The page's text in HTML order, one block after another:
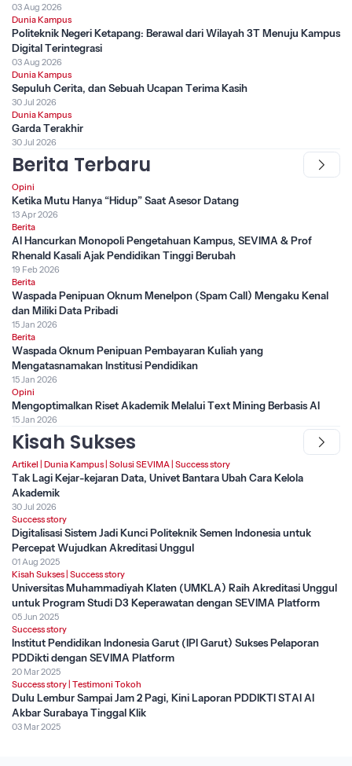
03 Aug 2026
Dunia Kampus
Politeknik Negeri Ketapang: Berawal dari Wilayah 3T Menuju Kampus
Digital Terintegrasi
03 Aug 2026
Dunia Kampus
Sepuluh Cerita, dan Sebuah Ucapan Terima Kasih
30 Jul 2026
Dunia Kampus
Garda Terakhir
30 Jul 2026
Berita Terbaru
Opini
Ketika Mutu Hanya “Hidup” Saat Asesor Datang
13 Apr 2026
Berita
AI Hancurkan Monopoli Pengetahuan Kampus, SEVIMA & Prof
Rhenald Kasali Ajak Pendidikan Tinggi Berubah
19 Feb 2026
Berita
Waspada Penipuan Oknum Menelpon (Spam Call) Mengaku Kenal
dan Miliki Data Pribadi
15 Jan 2026
Berita
Waspada Oknum Penipuan Pembayaran Kuliah yang
Mengatasnamakan Institusi Pendidikan
15 Jan 2026
Opini
Mengoptimalkan Riset Akademik Melalui Text Mining Berbasis AI
15 Jan 2026
Kisah Sukses
Artikel | Dunia Kampus | Solusi SEVIMA | Success story
Tak Lagi Kejar-kejaran Data, Univet Bantara Ubah Cara Kelola
Akademik
30 Jul 2026
Success story
Digitalisasi Sistem Jadi Kunci Politeknik Semen Indonesia untuk
Percepat Wujudkan Akreditasi Unggul
01 Aug 2025
Kisah Sukses | Success story
Universitas Muhammadiyah Klaten (UMKLA) Raih Akreditasi Unggul
untuk Program Studi D3 Keperawatan dengan SEVIMA Platform
05 Jun 2025
Success story
Institut Pendidikan Indonesia Garut (IPI Garut) Sukses Pelaporan
PDDikti dengan SEVIMA Platform
20 Mar 2025
Success story | Testimoni Tokoh
Dulu Lembur Sampai Jam 2 Pagi, Kini Laporan PDDIKTI STAI Al
Akbar Surabaya Tinggal Klik
03 Mar 2025